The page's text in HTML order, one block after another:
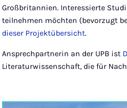
Großbritannien. Interessierte
teilnehmen möchten (bevorzugt
dieser Projektübersicht.
Ansprechpartnerin an der UPB ist
Literaturwissenschaft, die für